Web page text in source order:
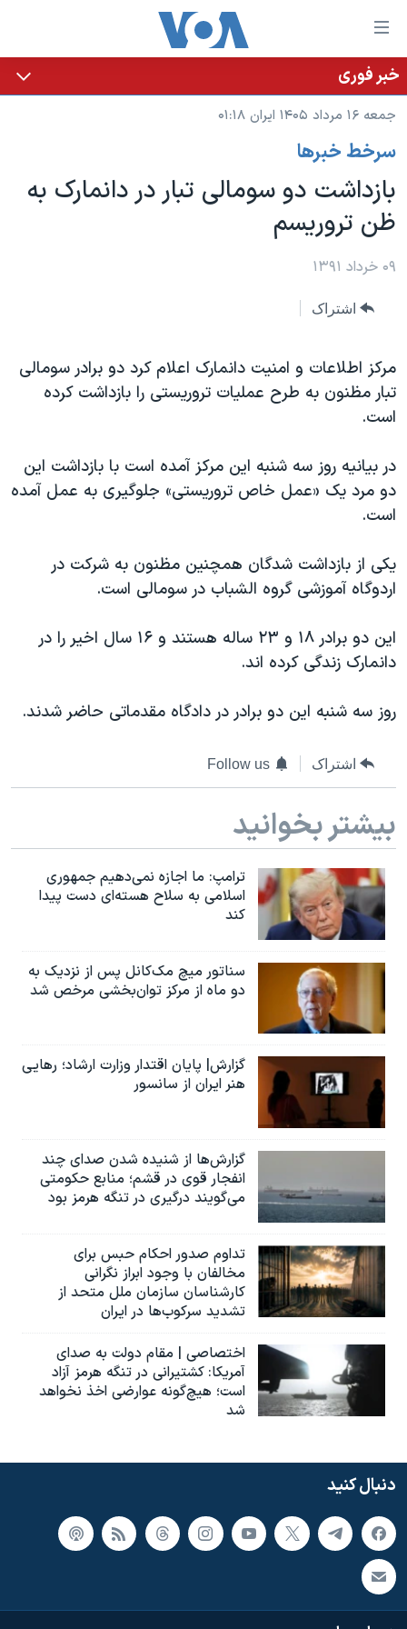
لینکهای
قابل
دسترسی
جهش
محتوای
اصلی
جهش
به
صفحه
جهش
جستجو
خانه
نسخه سبک وب‌سایت
موضوع ها
ایران
آمریکا
جهان
ویژه برنامه‌ها
ویدیوها
فرهنگ و زندگی
حقوق شهروندی
اقتصادی
علم و فناوری
اسرائیل در جنگ
گالری عکس
برنامه های تلویزیونی
جدول برنامه ها
صفحه‌های ویژه
۲۵۰سالگی آمریکا
بایگانی برنامه‌های تلویزیونی
مستندها
انتخابات ریاست جمهوری آمریکا ۲۰۲۴
حمله جمهوری اسلامی به اسرائیل
رمز مهسا
ورزش زنان در ایران
اعتراضات زن، زندگی، آزادی
تریبونال مردمی آبان ۹۸
چهل سال گروگان‌گیری
اعتراضات مردمی آبان ۹۸
اسرائیل در جنگ
نرگس محمدی برنده جایزه نوبل صلح
همایش محافظه‌کاران آمریکا «سی‌پک»
صفحه‌های ویژه
یادگیری زبان انگلیسی
دنبال کنید
خبر فوری
جمعه ۱۶ مرداد ۱۴۰۵ ایران ۰۱:۱۸
سرخط خبرها
بازداشت دو سومالی تبار در دانمارک به
ظن تروریسم
۰۹ خرداد ۱۳۹۱
اشتراک
مرکز اطلاعات و امنیت دانمارک اعلام کرد دو برادر سومالی
تبار مظنون به طرح عملیات تروریستی را بازداشت کرده
است.
در بیانیه روز سه شنبه این مرکز آمده است با بازداشت این
دو مرد یک «عمل خاص تروریستی» جلوگیری به عمل آمده
است.
یکی از بازداشت شدگان همچنین مظنون به شرکت در
اردوگاه آموزشی گروه الشباب در سومالی است.
این دو برادر ۱۸ و ۲۳ ساله هستند و ۱۶ سال اخیر را در
دانمارک زندگی کرده اند.
روز سه شنبه این دو برادر در دادگاه مقدماتی حاضر شدند.
اشتراک Follow us
بیشتر بخوانید
ترامپ: ما اجازه نمی‌دهیم جمهوری
اسلامی به سلاح هسته‌ای دست پیدا
کند
سناتور میچ مک‌کانل پس از نزدیک به
دو ماه از مرکز توان‌بخشی مرخص شد
گزارش| پایان اقتدار وزارت ارشاد؛ رهایی
هنر ایران از سانسور
گزارش‌ها از شنیده شدن صدای چند
انفجار قوی در قشم؛ منابع حکومتی
می‌گویند درگیری در تنگه هرمز بود
تداوم صدور احکام حبس برای
مخالفان با وجود ابراز نگرانی
کارشناسان سازمان ملل متحد از
تشدید سرکوب‌ها در ایران
اختصاصی | مقام دولت به صدای
آمریکا: کشتیرانی در تنگه هرمز آزاد
است؛ هیچ‌گونه عوارضی اخذ نخواهد
شد
دنبال کنید